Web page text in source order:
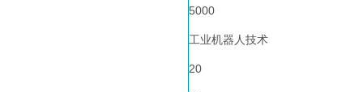
5000
工业机器人技术
20